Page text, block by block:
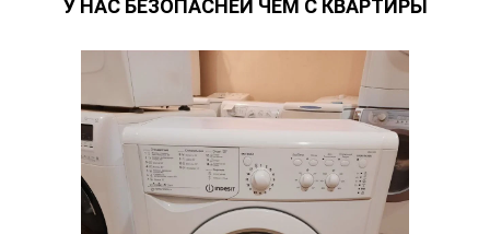
У НАС БЕЗОПАСНЕЙ ЧЕМ С КВАРТИРЫ